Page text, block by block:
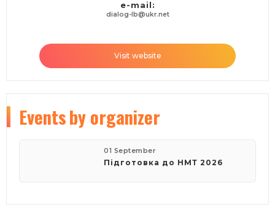
e-mail:
dialog-lb@ukr.net
Visit website
Eventsby organizer
01 September
Підготовка до НМТ 2026